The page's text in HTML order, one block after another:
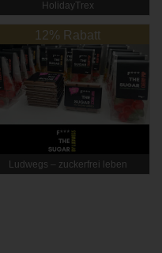
HolidayTrex
12% Rabatt
Ludwegs – zuckerfrei leben